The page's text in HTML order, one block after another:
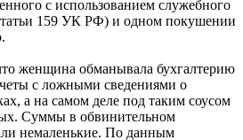
с использованием служебного
159 УК РФ) и одном покушении
женщина обманывала бухгалтерию
с ложными сведениями о
а на самом деле под таким соусом
Суммы в обвинительном
немаленькие. По данным